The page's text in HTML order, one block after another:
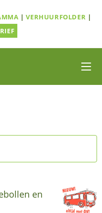
|VERHUURFOLDER |
en